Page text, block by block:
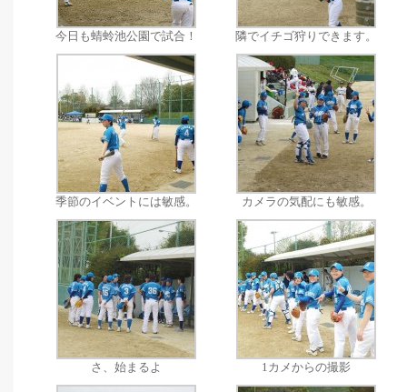
今日も蜻蛉池公園で試合！ 隣でイチゴ狩りできます。
季節のイベントには敏感。 カメラの気配にも敏感。
さ、始まるよ 1カメからの撮影